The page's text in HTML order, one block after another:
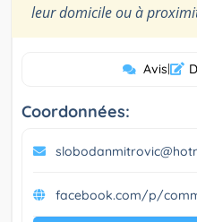
leur domicile ou à
Avis|
Coordonnées:
facebook.com/p/